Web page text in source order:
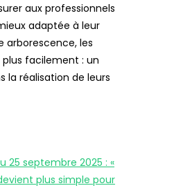
aux professionnels
adaptée à leur
arborescence, les
facilement : un
la réalisation de leurs
25 septembre 2025 : «
plus simple pour